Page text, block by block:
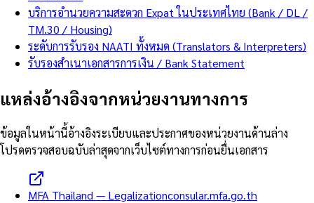
บริการอำนวยความสะดวก Expat ในประเทศไทย (Bank / DL /
TM.30 / Housing)
ระดับการรับรอง NAATI ทั้งหมด (Translators & Interpreters)
รับรองสำเนาเอกสารการเงิน / Bank Statement
แหล่งอ้างอิงจากหน่วยงานทางการ
ข้อมูลในหน้านี้อ้างอิงระเบียบและประกาศของหน่วยงานด้านล่าง
โปรดตรวจสอบฉบับล่าสุดจากเว็บไซต์ทางการก่อนยื่นเอกสาร
MFA Thailand — Legalizationconsular.mfa.go.th